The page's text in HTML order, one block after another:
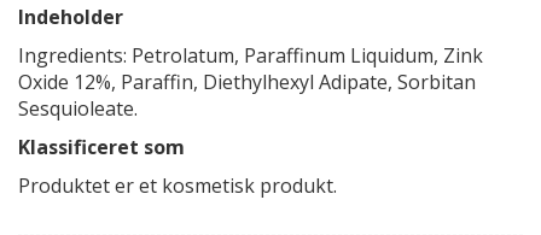
Indeholder
Ingredients: Petrolatum, Paraffinum Liquidum, Zink
Oxide 12%, Paraffin, Diethylhexyl Adipate, Sorbitan
Sesquioleate.
Klassificeret som
Produktet er et kosmetisk produkt.